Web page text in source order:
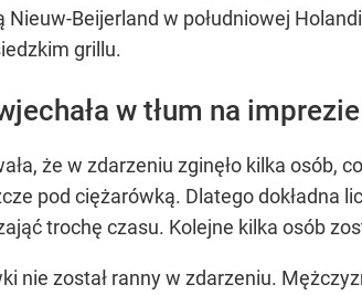
Beijerland w południowej
grillu.
w tłum na
że w zdarzeniu zginęło kilka osób,
pod ciężarówką. Dlatego dokładna
trochę czasu. Kolejne kilka osób
nie został ranny w zdarzeniu.